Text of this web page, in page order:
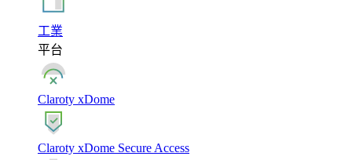
工業
平台
Claroty xDome
Claroty xDome Secure Access